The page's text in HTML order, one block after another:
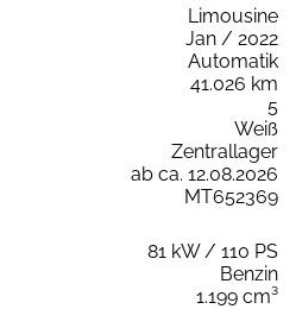
Limousine
Jan / 2022
Automatik
41.026 km
5
Weiß
Zentrallager
ab ca. 12.08.2026
MT652369
81 kW / 110 PS
Benzin
1.199 cm³